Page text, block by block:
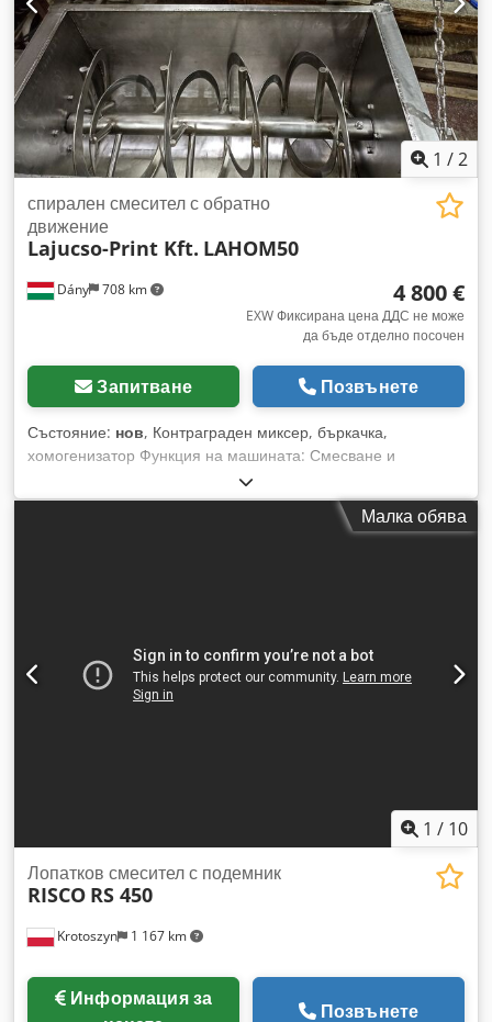
1 /2
Dány 708 km
спирален смесител с обратно
движение
Lajucso-Print Kft. LAHOM50
4 800 €
EXW Фиксирана цена ДДС не може
да бъде отделно посочен
Запитване Позвънете
Състояние: нов, Контраграден миксер, бъркачка,
хомогенизатор Функция на машината: Смесване и
хомогенизиране на брашна и фуражи. Смесване на
подправки, билки – чайове. Djdpfx Apjxvxcmj Asck
Смесване на фини гранулати, смесване на смлени
за вдухване Функция на въздушното вдухване по време на
смесването на прахообразни материали е материалът да
се държи като течност, за да се постигне по-добро
Малка обява
1 / 10
Krotoszyn 1 167 km
Лопатков смесител с подемник
RISCO RS 450
Информация за
Позвънете